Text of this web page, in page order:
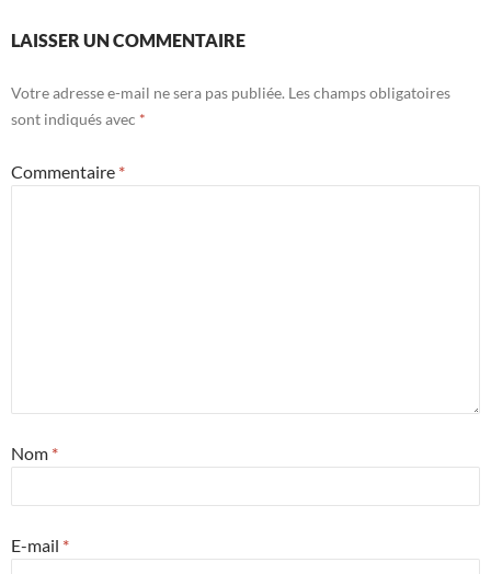
LAISSER UN COMMENTAIRE
Votre adresse e-mail ne sera pas publiée. Les champs obligatoires
sont indiqués avec *
Commentaire *
Nom *
E-mail *